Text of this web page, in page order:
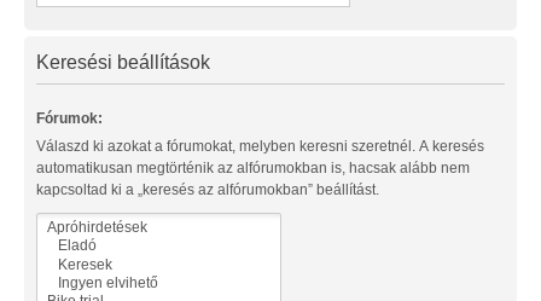
Keresési beállítások
Fórumok:
Válaszd ki azokat a fórumokat, melyben keresni szeretnél. A keresés
automatikusan megtörténik az alfórumokban is, hacsak alább nem
kapcsoltad ki a „keresés az alfórumokban” beállítást.